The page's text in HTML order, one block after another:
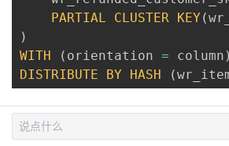
PARTIAL
CLUSTER KEY (
)
WITH
( orientation = column )
DISTRIBUTE
BY HASH (